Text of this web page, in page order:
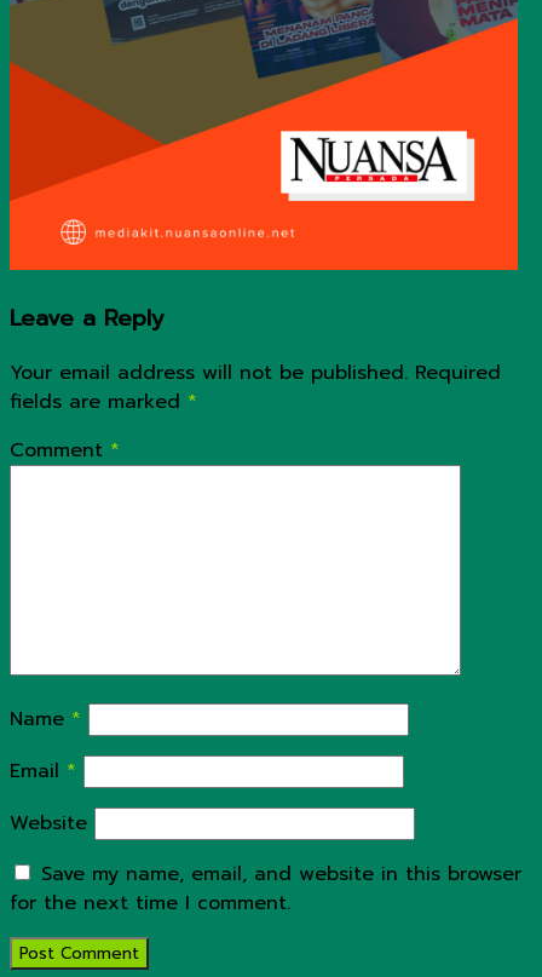
Leave a Reply
Your email address will not be published. Required
fields are marked *
Comment *
Name *
Email *
Website
Save my name, email, and website in this browser
for the next time I comment.